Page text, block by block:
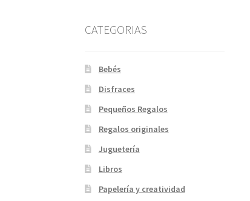
CATEGORIAS
Bebés
Disfraces
Pequeños Regalos
Regalos originales
Juguetería
Libros
Papelería y creatividad